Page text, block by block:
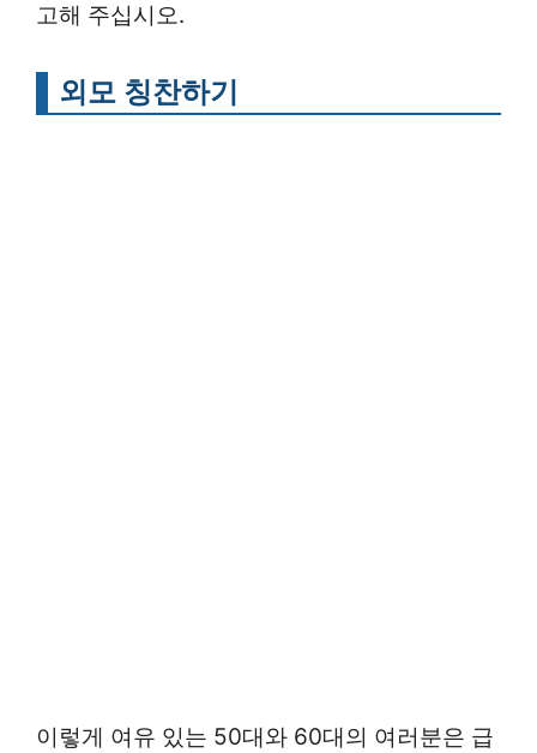
고해 주십시오.
외모 칭찬하기
이렇게 여유 있는 50대와 60대의 여러분은 급